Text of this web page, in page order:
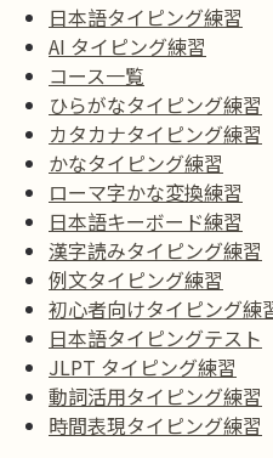
日本語タイピング練習
AI タイピング練習
コース一覧
ひらがなタイピング練習
カタカナタイピング練習
かなタイピング練習
ローマ字かな変換練習
日本語キーボード練習
漢字読みタイピング練習
例文タイピング練習
初心者向けタイピング練
日本語タイピングテスト
JLPT タイピング練習
動詞活用タイピング練習
時間表現タイピング練習